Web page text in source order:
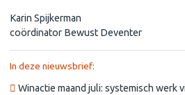
Karin Spijkerman
coördinator Bewust Deventer
In deze nieuwsbrief:
Winactie maand juli: systemisch werk